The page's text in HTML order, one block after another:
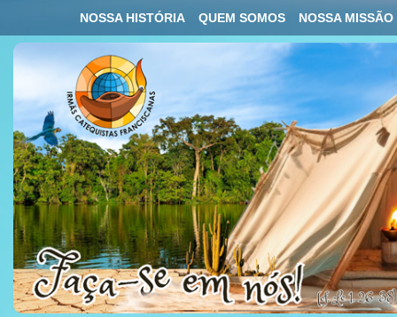
NOSSA HISTÓRIA QUEM SOMOS NOSSA MISSÃO